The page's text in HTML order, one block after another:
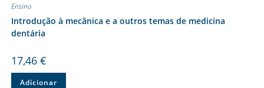
Ensino
Introdução à mecânica e a outros temas de medicina
dentária
17,46 €
Adicionar